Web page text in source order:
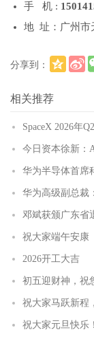
手 机 :
地 址：广州市
分享到：
相关推荐
SpaceX 2026年
今日资本徐新：
华为半导体首席
华为高级副总裁
邓斌获颁广东省
祝大家端午安康
2026开工大吉
初五迎财神，祝
祝大家马跃新程
祝大家元旦快乐！